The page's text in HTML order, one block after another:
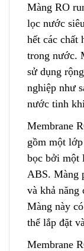
Màng RO
lọc nước
hết các chất
trong nước.
sử dụng
nghiệp như
nước tinh
Membrane
gồm một
bọc bởi một
ABS. Màng
và khả năng
Màng này
thể lắp đặt
Membrane